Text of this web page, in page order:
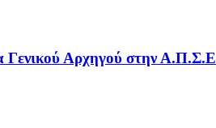
Γενικού Αρχηγού στην